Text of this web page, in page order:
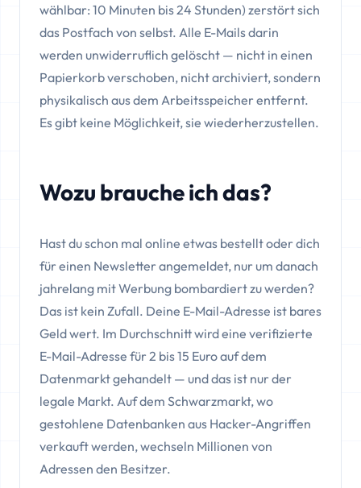
wählbar: 10 Minuten bis 24 Stunden) zerstört sich
das Postfach von selbst. Alle E-Mails darin
werden unwiderruflich gelöscht — nicht in einen
Papierkorb verschoben, nicht archiviert, sondern
physikalisch aus dem Arbeitsspeicher entfernt.
Es gibt keine Möglichkeit, sie wiederherzustellen.
Wozu brauche ich das?
Hast du schon mal online etwas bestellt oder dich
für einen Newsletter angemeldet, nur um danach
jahrelang mit Werbung bombardiert zu werden?
Das ist kein Zufall. Deine E-Mail-Adresse ist bares
Geld wert. Im Durchschnitt wird eine verifizierte
E-Mail-Adresse für 2 bis 15 Euro auf dem
Datenmarkt gehandelt — und das ist nur der
legale Markt. Auf dem Schwarzmarkt, wo
gestohlene Datenbanken aus Hacker-Angriffen
verkauft werden, wechseln Millionen von
Adressen den Besitzer.